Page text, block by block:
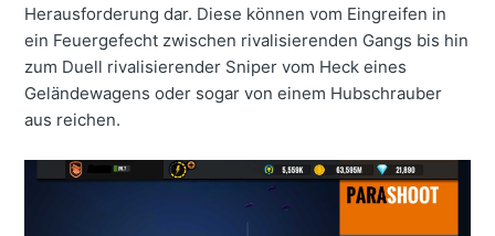
Herausforderung dar. Diese können vom Eingreifen in
ein Feuergefecht zwischen rivalisierenden Gangs bis hin
zum Duell rivalisierender Sniper vom Heck eines
Geländewagens oder sogar von einem Hubschrauber
aus reichen.